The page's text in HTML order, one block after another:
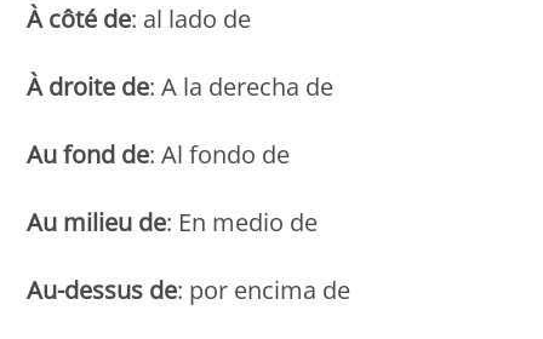
À côté de: al lado de
À droite de: A la derecha de
Au fond de: Al fondo de
Au milieu de: En medio de
Au-dessus de: por encima de